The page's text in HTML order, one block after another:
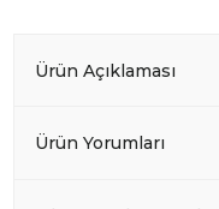
Ürün Açıklaması
Ürün Yorumları